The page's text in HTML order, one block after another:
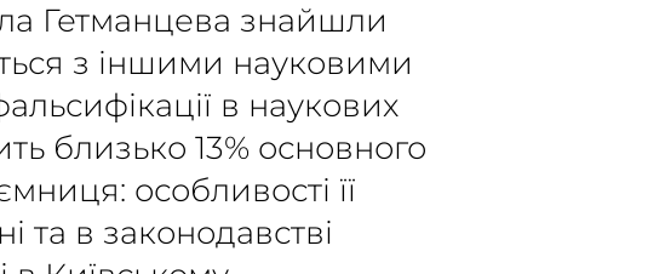
Гетманцева знайшли
з іншими науковими
в наукових
близько 13% основного
особливості її
та в законодавстві